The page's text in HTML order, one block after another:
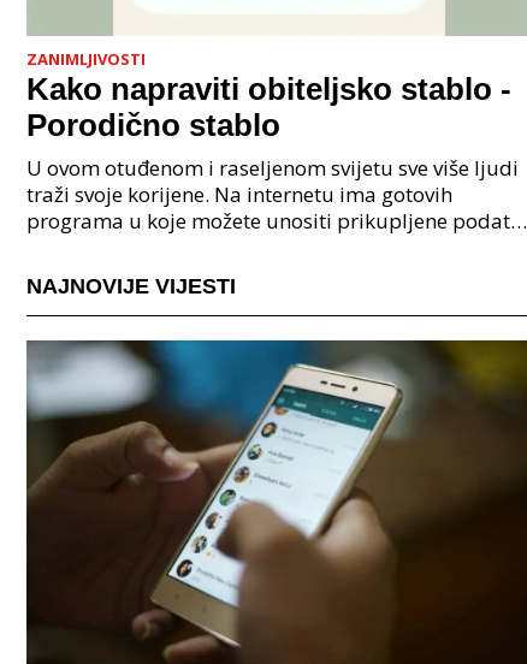
ZANIMLJIVOSTI
Kako napraviti obiteljsko stablo -
Porodično stablo
U ovom otuđenom i raseljenom svijetu sve više ljudi
traži svoje korijene. Na internetu ima gotovih
programa u koje možete unositi prikupljene podatke
NAJNOVIJE VIJESTI